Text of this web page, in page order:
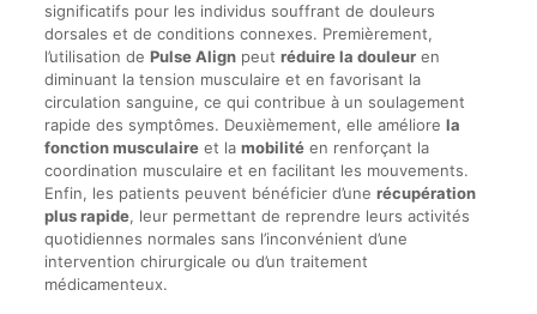
significatifs pour les individus souffrant de douleurs
dorsales et de conditions connexes. Premièrement,
l’utilisation de Pulse Alignpeut réduire la douleuren
diminuant la tension musculaire et en favorisant la
circulation sanguine, ce qui contribue à un soulagement
rapide des symptômes. Deuxièmement, elle améliore la
fonction musculaireet la mobilitéen renforçant la
coordination musculaire et en facilitant les mouvements.
Enfin, les patients peuvent bénéficier d’une récupération
plus rapide, leur permettant de reprendre leurs activités
quotidiennes normales sans l’inconvénient d’une
intervention chirurgicale ou d’un traitement
médicamenteux.